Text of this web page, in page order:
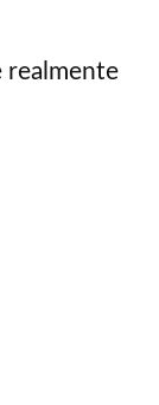
realmente